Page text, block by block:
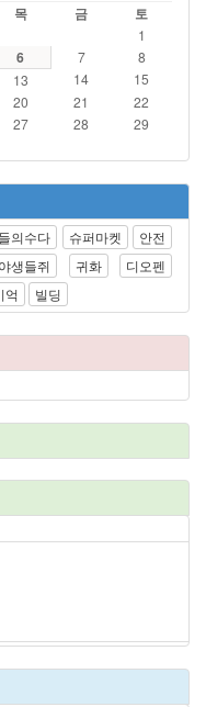
목 금 토
1
6 7
8
13 14
15
20 21
22
27 28
29
의수다 슈퍼마켓
안전
야생들쥐 귀화
디오펜
억 빌딩